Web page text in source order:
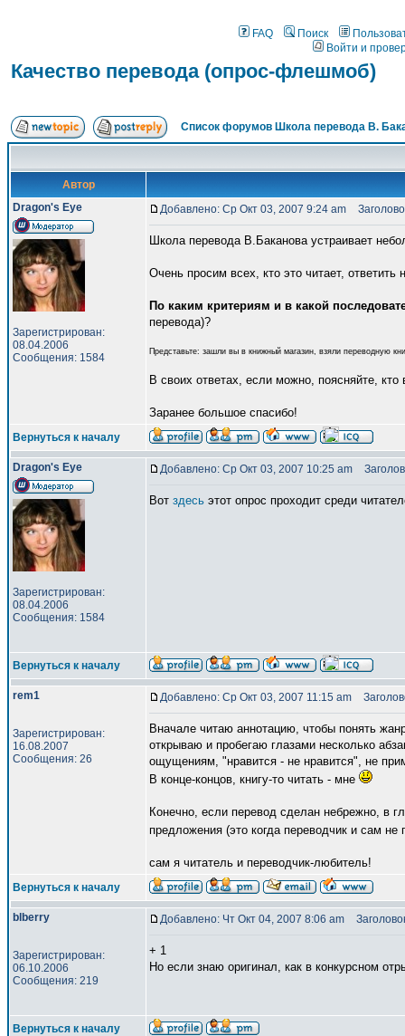
FAQ Поиск
Войти и
Качество перевода (опрос-флешмоб)
Список форумов Школа перевода В.
Автор
Dragon's Eye
Зарегистрирован:
08.04.2006
Сообщения: 1584
Добавлено: Ср Окт 03, 2007 9:24 am
Школа перевода В.Баканова устраивает
Очень просим всех, кто это читает,
По каким критериям и в какой
перевода)?
Представьте: зашли вы в книжный магазин, взяли переводную
В своих ответах, если можно, поясняйте,
Заранее большое спасибо!
Вернуться к началу
Dragon's Eye
Зарегистрирован:
08.04.2006
Сообщения: 1584
Добавлено: Ср Окт 03, 2007 10:25 am
Вот здесь этот опрос проходит среди
Вернуться к началу
rem1
Зарегистрирован:
16.08.2007
Сообщения: 26
Добавлено: Ср Окт 03, 2007 11:15 am
Вначале читаю аннотацию, чтобы понять
открываю и пробегаю глазами несколько
ощущениям, "нравится - не нравится", не
В конце-концов, книгу-то читать - мне
Конечно, если перевод сделан небрежно, в
предложения (это когда переводчик и сам
сам я читатель и переводчик-любитель!
Вернуться к началу
blberry
Зарегистрирован:
06.10.2006
Сообщения: 219
Добавлено: Чт Окт 04, 2007 8:06 am
+ 1
Но если знаю оригинал, как в конкурсном
Вернуться к началу